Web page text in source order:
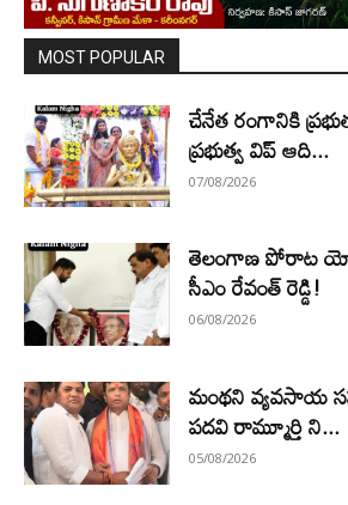
MOST POPULAR
చేనేత రంగానికి
ప్రభుత్వ విప్ ఆది...
07/08/2026
తెలంగాణ పోరాట
సీఎం రేవంత్ రెడ్డి!
06/08/2026
మంథని వ్యవసాయ
పదవి రామ్మూర్తి ని...
05/08/2026